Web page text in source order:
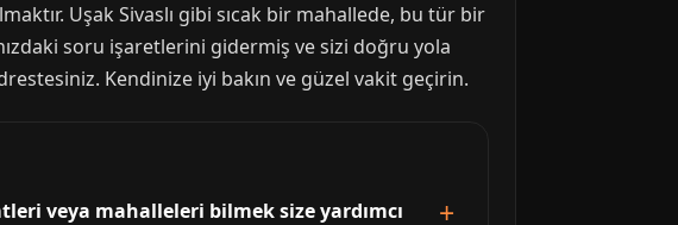
Uşak Sivaslı gibi sıcak bir mahallede, bu tür bir
soru işaretlerini gidermiş ve sizi doğru yola
Kendinize iyi bakın ve güzel vakit geçirin.
veya mahalleleri bilmek size yardımcı